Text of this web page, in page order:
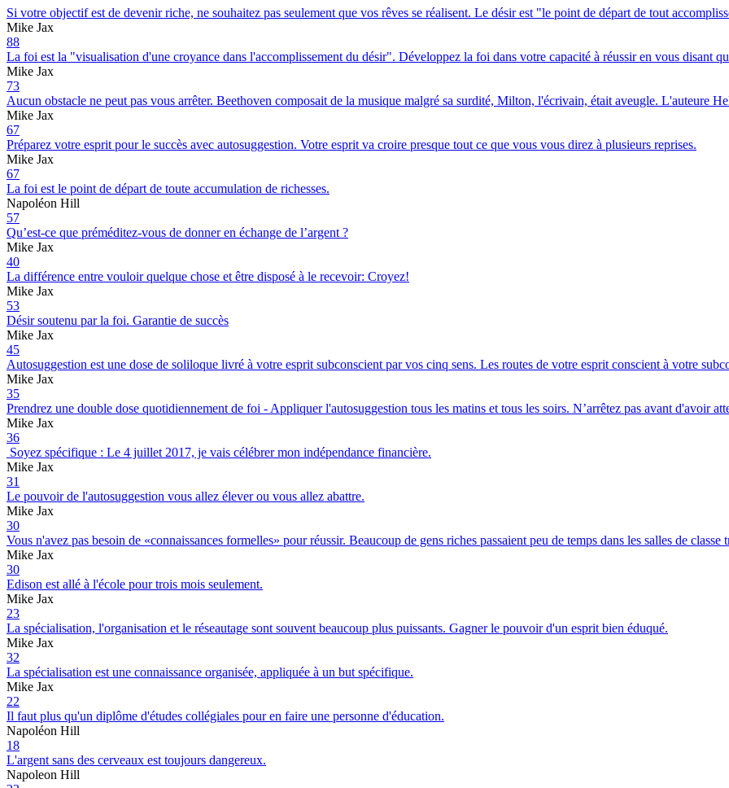
Si votre objectif est de devenir riche, ne souhaitez pas seulement que vos rêves se réalisent. Le désir est "le point de départ de tout
Mike Jax
88
La foi est la "visualisation d'une croyance dans l'accomplissement du désir". Développez la foi dans votre capacité à réussir en vous disant
Mike Jax
73
Aucun obstacle ne peut pas vous arrêter. Beethoven composait de la musique malgré sa surdité, Milton, l'écrivain, était aveugle. L'auteure
Mike Jax
67
Préparez votre esprit pour le succès avec autosuggestion. Votre esprit va croire presque tout ce que vous vous direz à plusieurs reprises.
Mike Jax
67
La foi est le point de départ de toute accumulation de richesses.
Napoléon Hill
57
Qu’est-ce que préméditez-vous de donner en échange de l’argent ?
Mike Jax
40
La différence entre vouloir quelque chose et être disposé à le recevoir: Croyez!
Mike Jax
53
Désir soutenu par la foi. Garantie de succès
Mike Jax
45
Autosuggestion est une dose de soliloque livré à votre esprit subconscient par vos cinq sens. Les routes de votre esprit conscient à votre
Mike Jax
35
Prendrez une double dose quotidiennement de foi - Appliquer l'autosuggestion tous les matins et tous les soirs. N’arrêtez pas avant d'avoir
Mike Jax
36
Soyez spécifique : Le 4 juillet 2017, je vais célébrer mon indépendance financière.
Mike Jax
31
Le pouvoir de l'autosuggestion vous allez élever ou vous allez abattre.
Mike Jax
30
Vous n'avez pas besoin de «connaissances formelles» pour réussir. Beaucoup de gens riches passaient peu de temps dans les salles de classe
Mike Jax
30
Edison est allé à l'école pour trois mois seulement.
Mike Jax
23
La spécialisation, l'organisation et le réseautage sont souvent beaucoup plus puissants. Gagner le pouvoir d'un esprit bien éduqué.
Mike Jax
32
La spécialisation est une connaissance organisée, appliquée à un but spécifique.
Mike Jax
22
Il faut plus qu'un diplôme d'études collégiales pour en faire une personne d'éducation.
Napoléon Hill
18
L'argent sans des cerveaux est toujours dangereux.
Napoleon Hill